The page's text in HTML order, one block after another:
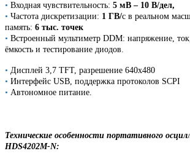
• Входная чувствительность: 5 мВ – 10 В/дел,
• Частота дискретизации: 1 ГВ/с в реальном
память: 6 тыс. точек
• Встроенный мультиметр DDM: напряжение,
ёмкость и тестирование диодов.
• Дисплей 3,7 TFT, разрешение 640х480
• Интерфейс USB, поддержка протоколов SCPI
• Автономное питание.
Технические особенности портативного
HDS4202M-N: